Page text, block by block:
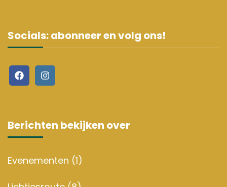
Socials: abonneer en volg ons!
Berichten bekijken over
Evenementen (1)